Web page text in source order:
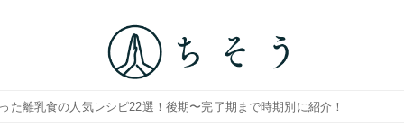
た離乳食の人気レシピ22選！後期〜完了期まで時期別に紹介！